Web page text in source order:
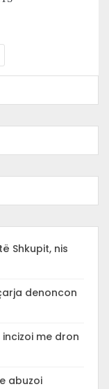
Shkupit, nis
denoncon
me dron
abuzoi